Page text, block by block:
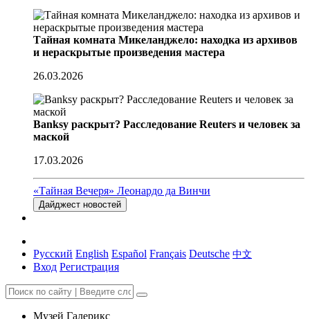
Тайная комната Микеланджело: находка из архивов
и нераскрытые произведения мастера
26.03.2026
Banksy раскрыт? Расследование Reuters и человек за
маской
17.03.2026
«Тайная Вечеря» Леонардо да Винчи
Дайджест новостей
Русский English Español Français Deutsche 中文
Вход Регистрация
Музей Галерикс